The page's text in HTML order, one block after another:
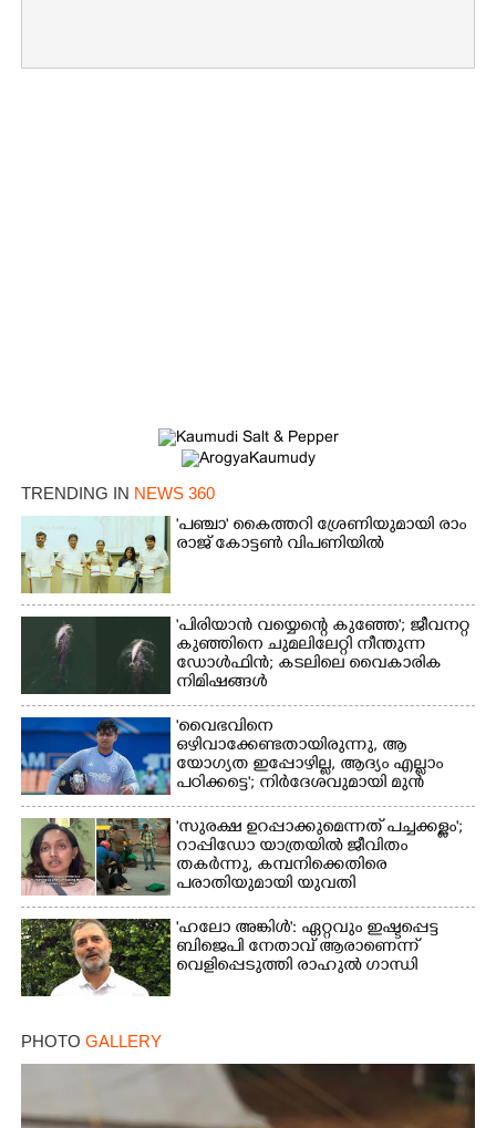
TRENDING IN NEWS 360
'​പ​ഞ്ചാ​'​ ​കൈ​ത്ത​റി​ ​ശ്രേ​ണി​യു​മാ​യി​ ​രാം​
രാ​ജ് ​കോ​ട്ടൺ വിപണിയിൽ
'പിരിയാൻ വയ്യെന്റെ കുഞ്ഞേ'; ജീവനറ്റ
കുഞ്ഞിനെ ചുമലിലേറ്റി നീന്തുന്ന
ഡോൾഫിൻ; കടലിലെ വൈകാരിക
നിമിഷങ്ങൾ
'വൈഭവിനെ
ഒഴിവാക്കേണ്ടതായിരുന്നു,​ ആ
യോഗ്യത ഇപ്പോഴില്ല, ആദ്യം എല്ലാം
പഠിക്കട്ടെ'; നിർദേശവുമായി മുൻ
ക്രിക്കറ്റ് താരം
'സുരക്ഷ ഉറപ്പാക്കുമെന്നത് പച്ചക്കള്ളം';
റാപ്പിഡോ യാത്രയിൽ ജീവിതം
തകർന്നു, കമ്പനിക്കെതിരെ
പരാതിയുമായി യുവതി
'ഹലോ അങ്കിൾ': ഏറ്റവും ഇഷ്ടപ്പെട്ട
ബിജെപി നേതാവ് ആരാണെന്ന്
വെളിപ്പെടുത്തി രാഹുൽ ഗാന്ധി
PHOTO GALLERY